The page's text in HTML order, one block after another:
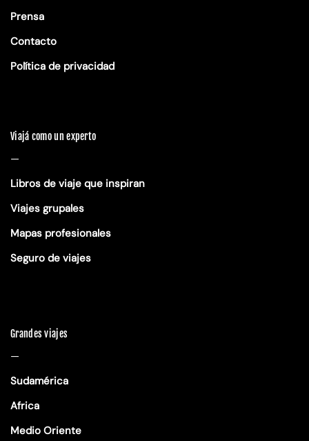
Prensa
Contacto
Política de privacidad
Viajá como un experto
—
Libros de viaje que inspiran
Viajes grupales
Mapas profesionales
Seguro de viajes
Grandes viajes
—
Sudamérica
Africa
Medio Oriente